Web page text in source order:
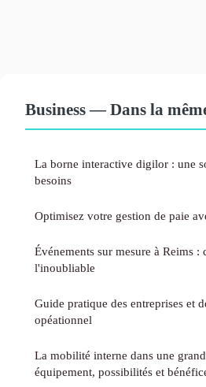
Business — Dans la
La borne interactive digilor : une
besoins
Optimisez votre gestion de paie
Événements sur mesure à Reims :
l'inoubliable
Guide pratique des entreprises et
opéationnel
La mobilité interne dans une
équipement, possibilités et